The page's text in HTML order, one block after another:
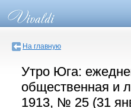
На главную
Утро Юга:
общественная и
1913, № 25 (31